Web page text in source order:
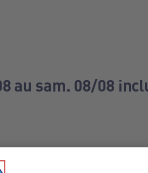
au sam. 08/08